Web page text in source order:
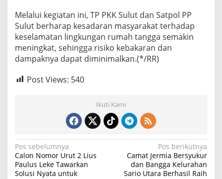
Melalui kegiatan ini, TP PKK Sulut dan Satpol PP
Sulut berharap kesadaran masyarakat terhadap
keselamatan lingkungan rumah tangga semakin
meningkat, sehingga risiko kebakaran dan
dampaknya dapat diminimalkan.(*/RR)
Post Views: 540
Ikuti Kami
N
a
Pos sebelumnya
Calon Nomor Urut 2 Lius
Paulus Leke Tawarkan
Solusi Nyata untuk
Pos berikutnya
Camat Jermia Bersyukur
dan Bangga Kelurahan
Sario Utara Berhasil Raih